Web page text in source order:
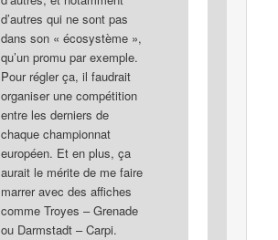
d’autres qui ne sont pas
dans son « écosystème »,
qu’un promu par exemple.
Pour régler ça, il faudrait
organiser une compétition
entre les derniers de
chaque championnat
européen. Et en plus, ça
aurait le mérite de me faire
marrer avec des affiches
comme Troyes – Grenade
ou Darmstadt – Carpi.